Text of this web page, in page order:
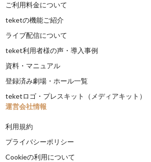
ご利用料金について
teketの機能ご紹介
ライブ配信について
teket利用者様の声・導入事例
資料・マニュアル
登録済み劇場・ホール一覧
teketロゴ・プレスキット（メディアキット）
運営会社情報
利用規約
プライバシーポリシー
Cookieの利用について